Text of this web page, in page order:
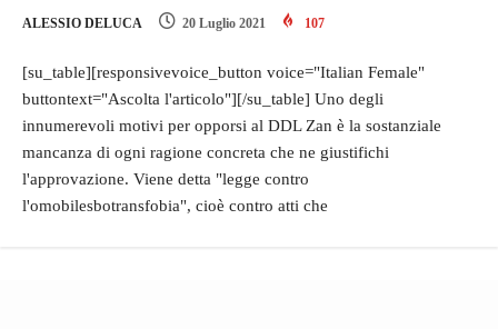
ALESSIO DELUCA 20 Luglio 2021 107
[su_table][responsivevoice_button voice="Italian Female"
buttontext="Ascolta l'articolo"][/su_table] Uno degli
innumerevoli motivi per opporsi al DDL Zan è la sostanziale
mancanza di ogni ragione concreta che ne giustifichi
l'approvazione. Viene detta "legge contro
l'omobilesbotransfobia", cioè contro atti che